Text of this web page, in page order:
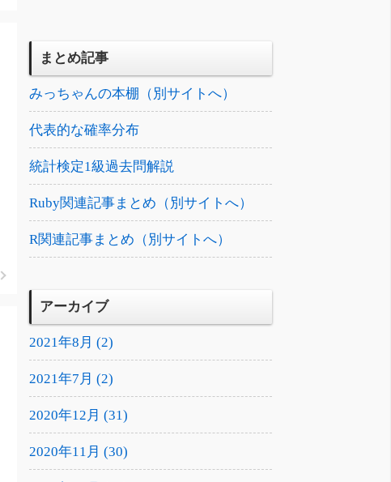
まとめ記事
みっちゃんの本棚（別サイトへ）
代表的な確率分布
統計検定1級過去問解説
Ruby関連記事まとめ（別サイトへ）
R関連記事まとめ（別サイトへ）
アーカイブ
2021年8月 (2)
2021年7月 (2)
2020年12月 (31)
2020年11月 (30)